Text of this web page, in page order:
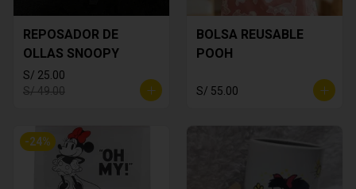
REPOSADOR DE
OLLAS SNOOPY
S/ 25.00
S/ 49.00
BOLSA REUSABLE
POOH
S/ 55.00
-24%